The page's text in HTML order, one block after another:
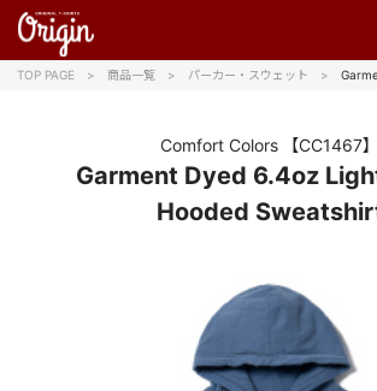
TOP PAGE 商品一覧 パーカー・スウェット
Comfort Colors 【CC1467】
Garment Dyed 6.4oz
Hooded